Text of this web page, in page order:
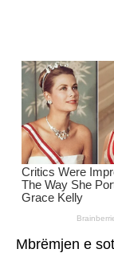
Mbrëmjen e